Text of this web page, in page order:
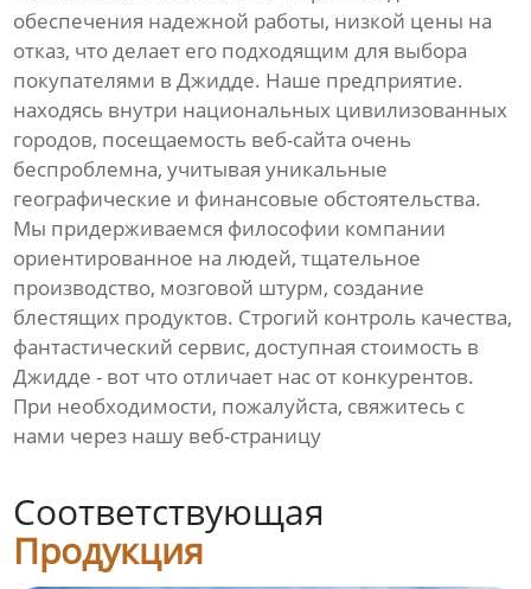
обеспечения надежной работы, низкой цены на
отказ, что делает его подходящим для выбора
покупателями в Джидде. Наше предприятие.
находясь внутри национальных цивилизованных
городов, посещаемость веб-сайта очень
беспроблемна, учитывая уникальные
географические и финансовые обстоятельства.
Мы придерживаемся философии компании
ориентированное на людей, тщательное
производство, мозговой штурм, создание
блестящих продуктов. Строгий контроль качества,
фантастический сервис, доступная стоимость в
Джидде - вот что отличает нас от конкурентов.
При необходимости, пожалуйста, свяжитесь с
нами через нашу веб-страницу
Соответствующая
Продукция